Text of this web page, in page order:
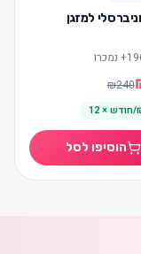
למזגן
+ נמכרו
₪240
הוסיפו לסל